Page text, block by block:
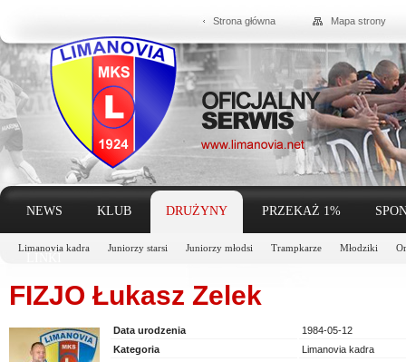
Strona główna Mapa strony
NEWS KLUB DRUŻYNY
Limanovia kadra Juniorzy starsi Juniorzy młodsi Trampkarze Młodziki
PRZEKAŻ 1%
FIZJO Łukasz Zelek
Data urodzenia
1984-05-12
Kategoria
Limanovia kadra